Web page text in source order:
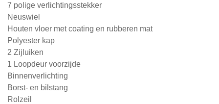
7 polige verlichtingsstekker
Neuswiel
Houten vloer met coating en rubberen mat
Polyester kap
2 Zijluiken
1 Loopdeur voorzijde
Binnenverlichting
Borst- en bilstang
Rolzeil